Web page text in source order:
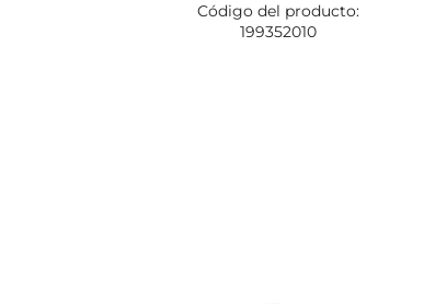
Código del producto:
199352010